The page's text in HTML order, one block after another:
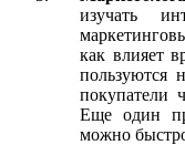
изучать
как влияет
пользуются
покупатели
Еще один
можно